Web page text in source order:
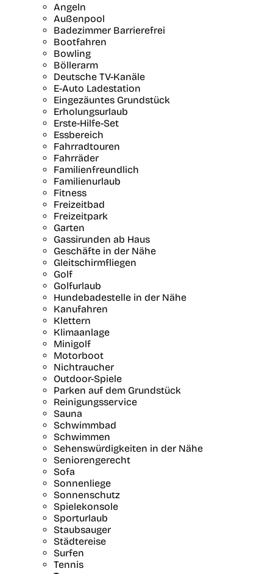
Angeln
Außenpool
Badezimmer Barrierefrei
Bootfahren
Bowling
Böllerarm
Deutsche TV-Kanäle
E-Auto Ladestation
Eingezäuntes Grundstück
Erholungsurlaub
Erste-Hilfe-Set
Essbereich
Fahrradtouren
Fahrräder
Familienfreundlich
Familienurlaub
Fitness
Freizeitbad
Freizeitpark
Garten
Gassirunden ab Haus
Geschäfte in der Nähe
Gleitschirmfliegen
Golf
Golfurlaub
Hundebadestelle in der Nähe
Kanufahren
Klettern
Klimaanlage
Minigolf
Motorboot
Nichtraucher
Outdoor-Spiele
Parken auf dem Grundstück
Reinigungsservice
Sauna
Schwimmbad
Schwimmen
Sehenswürdigkeiten in der Nähe
Seniorengerecht
Sofa
Sonnenliege
Sonnenschutz
Spielekonsole
Sporturlaub
Staubsauger
Städtereise
Surfen
Tennis